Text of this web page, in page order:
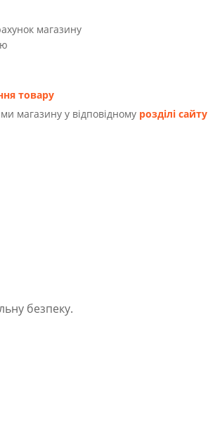
магазину
товару
магазину у відповідному розділі сайту
безпеку.